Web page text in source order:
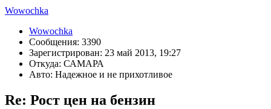
Wowochka
Wowochka
Сообщения: 3390
Зарегистрирован: 23 май 2013, 19:27
Откуда: САМАРА
Авто: Надежное и не прихотливое
Re: Рост цен на бензин